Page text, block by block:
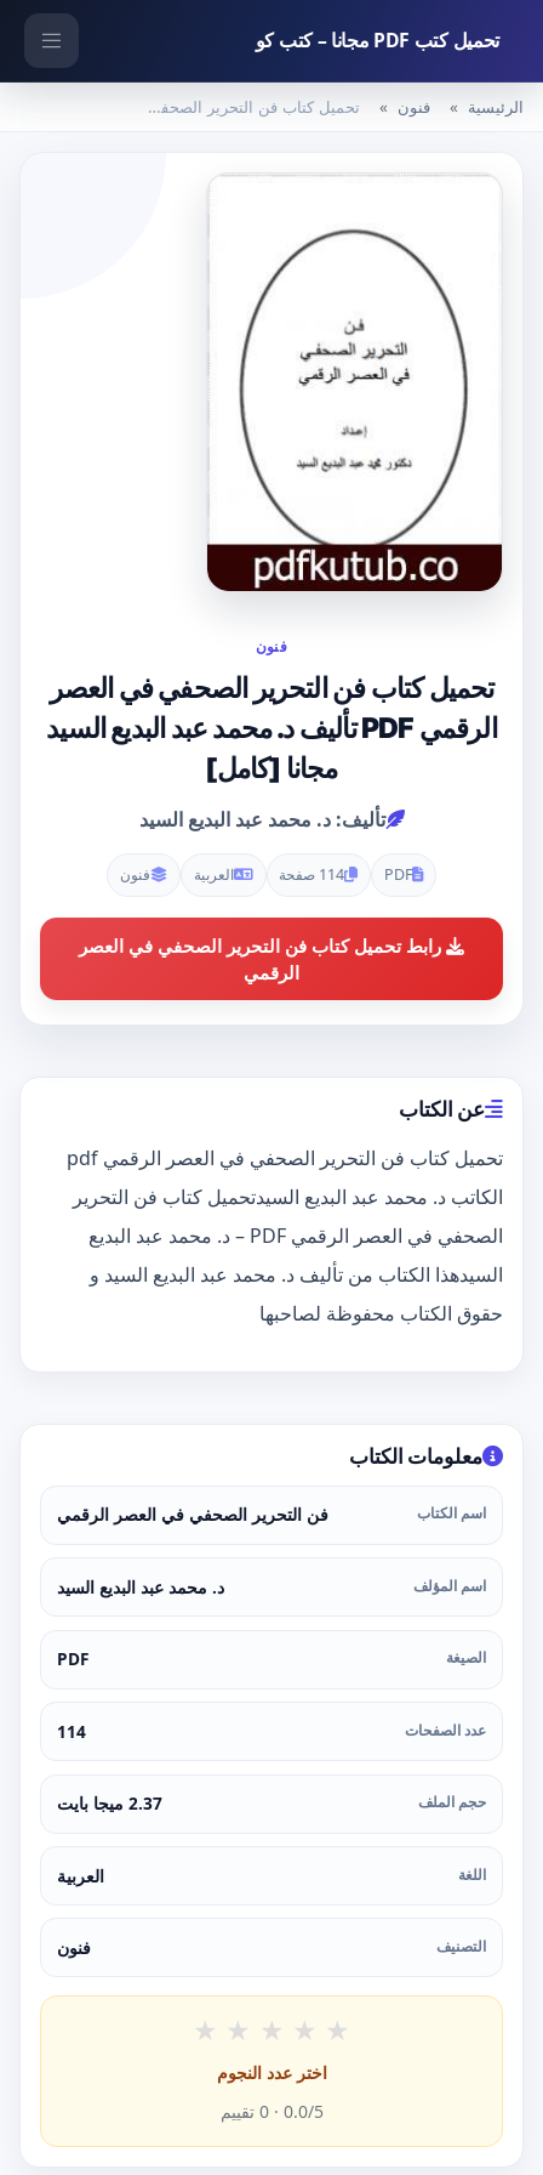
تحميل كتب PDF مجانا – كتب كو
الرئيسية فنون تحميل كتاب فن التحرير الصحفي في العصر الرقمي PDF تأليف د. محمد عبد البديع السيد مجانا [كامل]
فنون
تحميل كتاب فن التحرير الصحفي في العصر
الرقمي PDF تأليف د. محمد عبد البديع السيد
مجانا [كامل]
تأليف: د. محمد عبد البديع السيد
PDF 114 صفحة العربية فنون
رابط تحميل كتاب فن التحرير الصحفي في العصر
الرقمي
عن الكتاب
تحميل كتاب فن التحرير الصحفي في العصر الرقمي pdf
الكاتب د. محمد عبد البديع السيدتحميل كتاب فن التحرير
الصحفي في العصر الرقمي PDF – د. محمد عبد البديع
السيدهذا الكتاب من تأليف د. محمد عبد البديع السيد و
حقوق الكتاب محفوظة لصاحبها
معلومات الكتاب
اسم الكتاب فن التحرير الصحفي في العصر الرقمي
اسم المؤلف د. محمد عبد البديع السيد
الصيغة PDF
عدد الصفحات 114
حجم الملف 2.37 ميجا بايت
اللغة العربية
التصنيف فنون
★ ★ ★ ★ ★
اختر عدد النجوم
0.0/5 ·
0 تقييم